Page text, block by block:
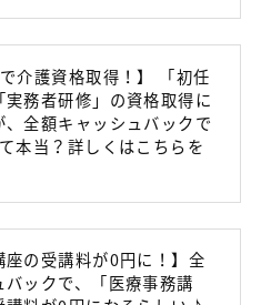
介護資格取得！】 「初任
務者研修」の資格取得に
、全額キャッシュバックで
本当？詳しくはこちらを
座の受講料が0円に！】全
ックで、「医療事務講